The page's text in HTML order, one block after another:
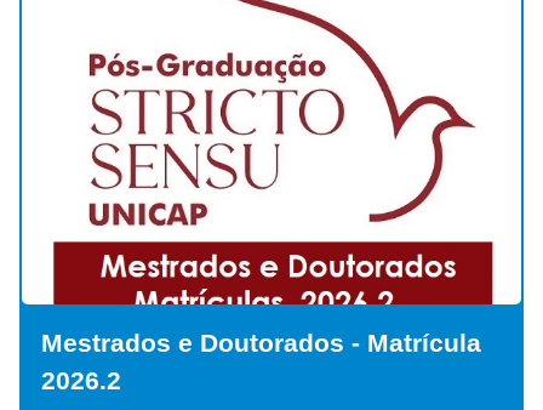
Mestrados e Doutorados - Matrícula
2026.2